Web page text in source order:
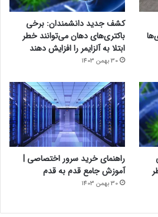
کشف جدید دانشمندان: برخی
باکتری‌های دهان می‌توانند خطر
ابتلا به آلزایمر را افزایش دهند
30 بهمن 1403
راهنمای خرید سرور اختصاصی |
آموزش جامع قدم به قدم
30 بهمن 1403